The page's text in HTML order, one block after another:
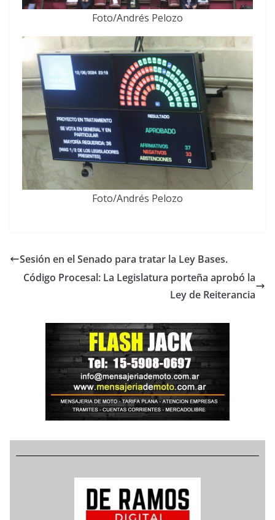
Foto/Andrés Pelozo
Foto/Andrés Pelozo
Sesión en el Senado para tratar la Ley Bases.
Código Procesal: La Legislatura porteña aprobó la
Ley de Reiterancia